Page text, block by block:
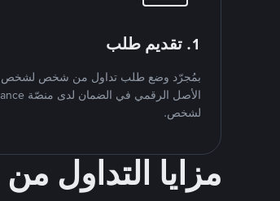
1. تقديم طلب
بمُجرّد وضع طلب تداول من شخص
لشخص.
مزايا